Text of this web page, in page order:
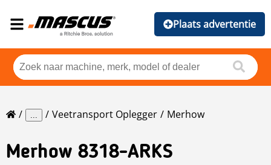
Plaats advertentie
... Veetransport Oplegger Merhow
Merhow 8318-ARKS